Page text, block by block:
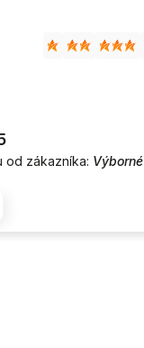
od zákazníka: Výborné